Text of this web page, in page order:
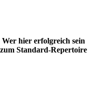
hier erfolgreich sein
Standard-Repertoire